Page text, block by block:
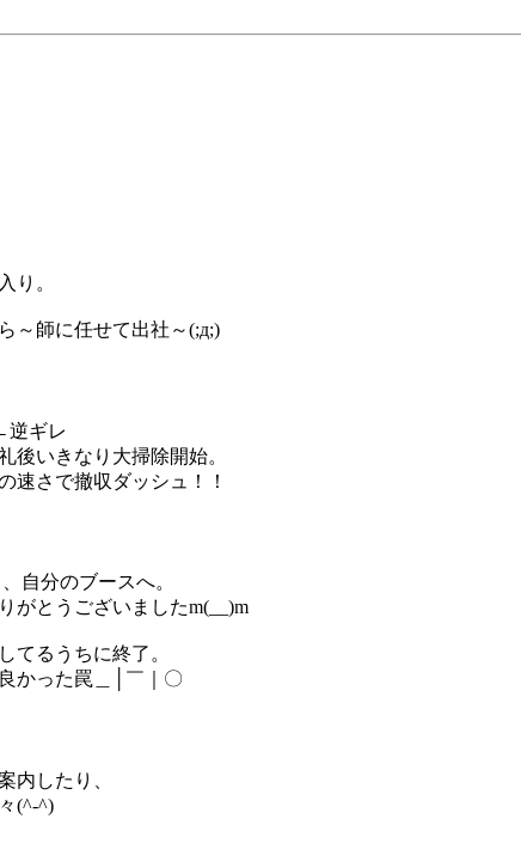
り。
～師に任せて出社～(;д;)
逆ギレ
後いきなり大掃除開始。
速さで撤収ダッシュ！！
自分のブースへ。
がとうございましたm(__)m
てるうちに終了。
かった罠＿│￣｜〇
内したり、
(^-^)